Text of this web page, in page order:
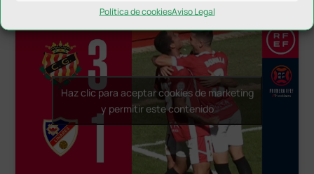
Política de cookiesAviso Legal
Haz clic para aceptar cookies de marketing
y permitir este contenido